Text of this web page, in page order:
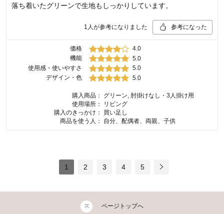
落ち着いたグリーンで生地もしっかりしています。
1 人が参考になりました 参考になった
価格
4.0
機能
5.0
使用感・使いやすさ
5.0
デザイン・色
5.0
購入商品：
グリーン, 肘掛けなし・3人掛け用
使用場所：
リビング
購入のきっかけ：
買い足し
商品を使う人：
自分、配偶者、両親、子供
1 2 3 4 5
ページトップへ